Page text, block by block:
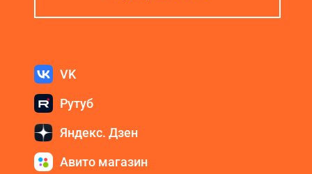
VK
Рутуб
Яндекс. Дзен
Авито магазин